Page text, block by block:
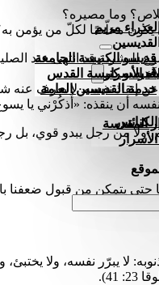
مريم
القديسين
قديسو الكنيسة الجامعة
قديسو كنيسة القدس
خدمة القديسين العامة
الأسرار
المقدسة
وما مصيره؟
مخلّصًا لكلّ من يؤمن به؟
للبشرية قد انتهى عند
إنقاذ نفسه. لا يعرف عنه
أن ينقذه: «أُذكُرْني يا يسوع
ولا من رجل يبدو قوي، بل
يتمكن من قبول ضعفنا
لا يبرّر نفسه، ولا